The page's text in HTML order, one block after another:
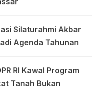
Silaturahmi Akbar
Agenda Tahunan
RI Kawal Program
Tanah Bukan